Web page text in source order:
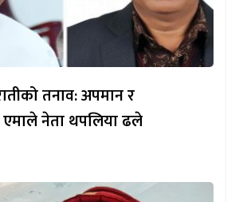
तनाव: अपमान र
एमाले नेता थपलिया ढले